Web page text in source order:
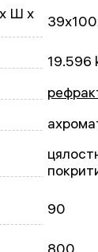
x Ш x
19.596
90
800